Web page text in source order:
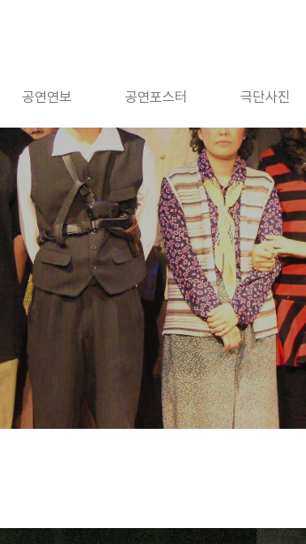
공연연보 공연포스터 극단사진